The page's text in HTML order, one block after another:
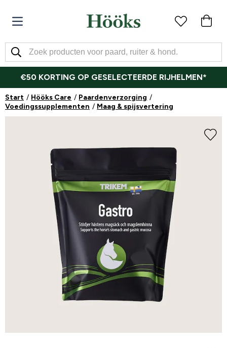
€50 KORTING OP GESELECTEERDE RIJHELMEN*
Start Hööks Care
Paardenverzorging
Voedingssupplementen
Maag & spijsvertering